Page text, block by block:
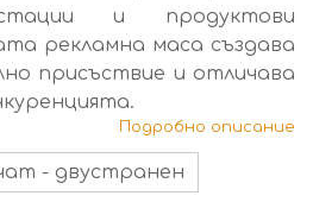
и продуктови
рекламна маса създава
присъствие и отличава
Подробно описание
- двустранен